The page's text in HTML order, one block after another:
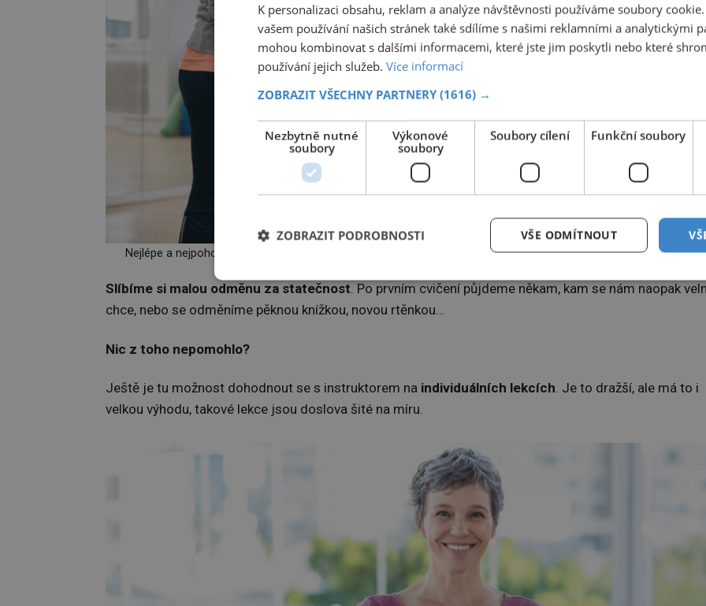
Nejlépe a nejpohodlněji se budeme cítit v delším volném bavlněném tričku a dlouhých, neobepínajících teplácích.
Slíbíme si malou odměnu za statečnost. Po prvním cvičení půjdeme někam, kam se nám naopak
chce, nebo se odměníme pěknou knížkou, novou rtěnkou…
Nic z toho nepomohlo?
Ještě je tu možnost dohodnout se s instruktorem na individuálních lekcích. Je to dražší, ale má to i
velkou výhodu, takové lekce jsou doslova šité na míru.
K personalizaci obsahu, reklam a analýze návštěvnosti používáme soubory
vašem používání našich stránek také sdílíme s našimi reklamními a analytickými
mohou kombinovat s dalšími informacemi, které jste jim poskytli nebo které
používání jejich služeb. Více informací
ZOBRAZIT VŠECHNY PARTNERY (1616) →
Nezbytně nutné
soubory
Výkonové
soubory
Soubory cílení Funkční soubory
VŠE ODMÍTNOUT
ZOBRAZIT PODROBNOSTI